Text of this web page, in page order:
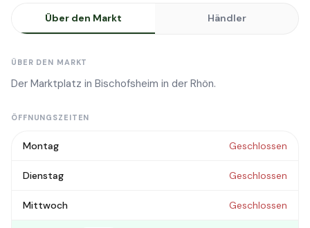
Über den Markt Händler
ÜBER DEN MARKT
Der Marktplatz in Bischofsheim in der Rhön.
ÖFFNUNGSZEITEN
Montag Geschlossen
Dienstag Geschlossen
Mittwoch Geschlossen